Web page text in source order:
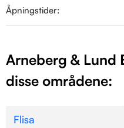
Åpningstider:
Arneberg & Lund
disse områdene:
Flisa